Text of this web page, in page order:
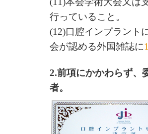
行っていること。
(12)口腔インプラント
会が認める外国雑誌に
2.前項にかかわらず、
者。